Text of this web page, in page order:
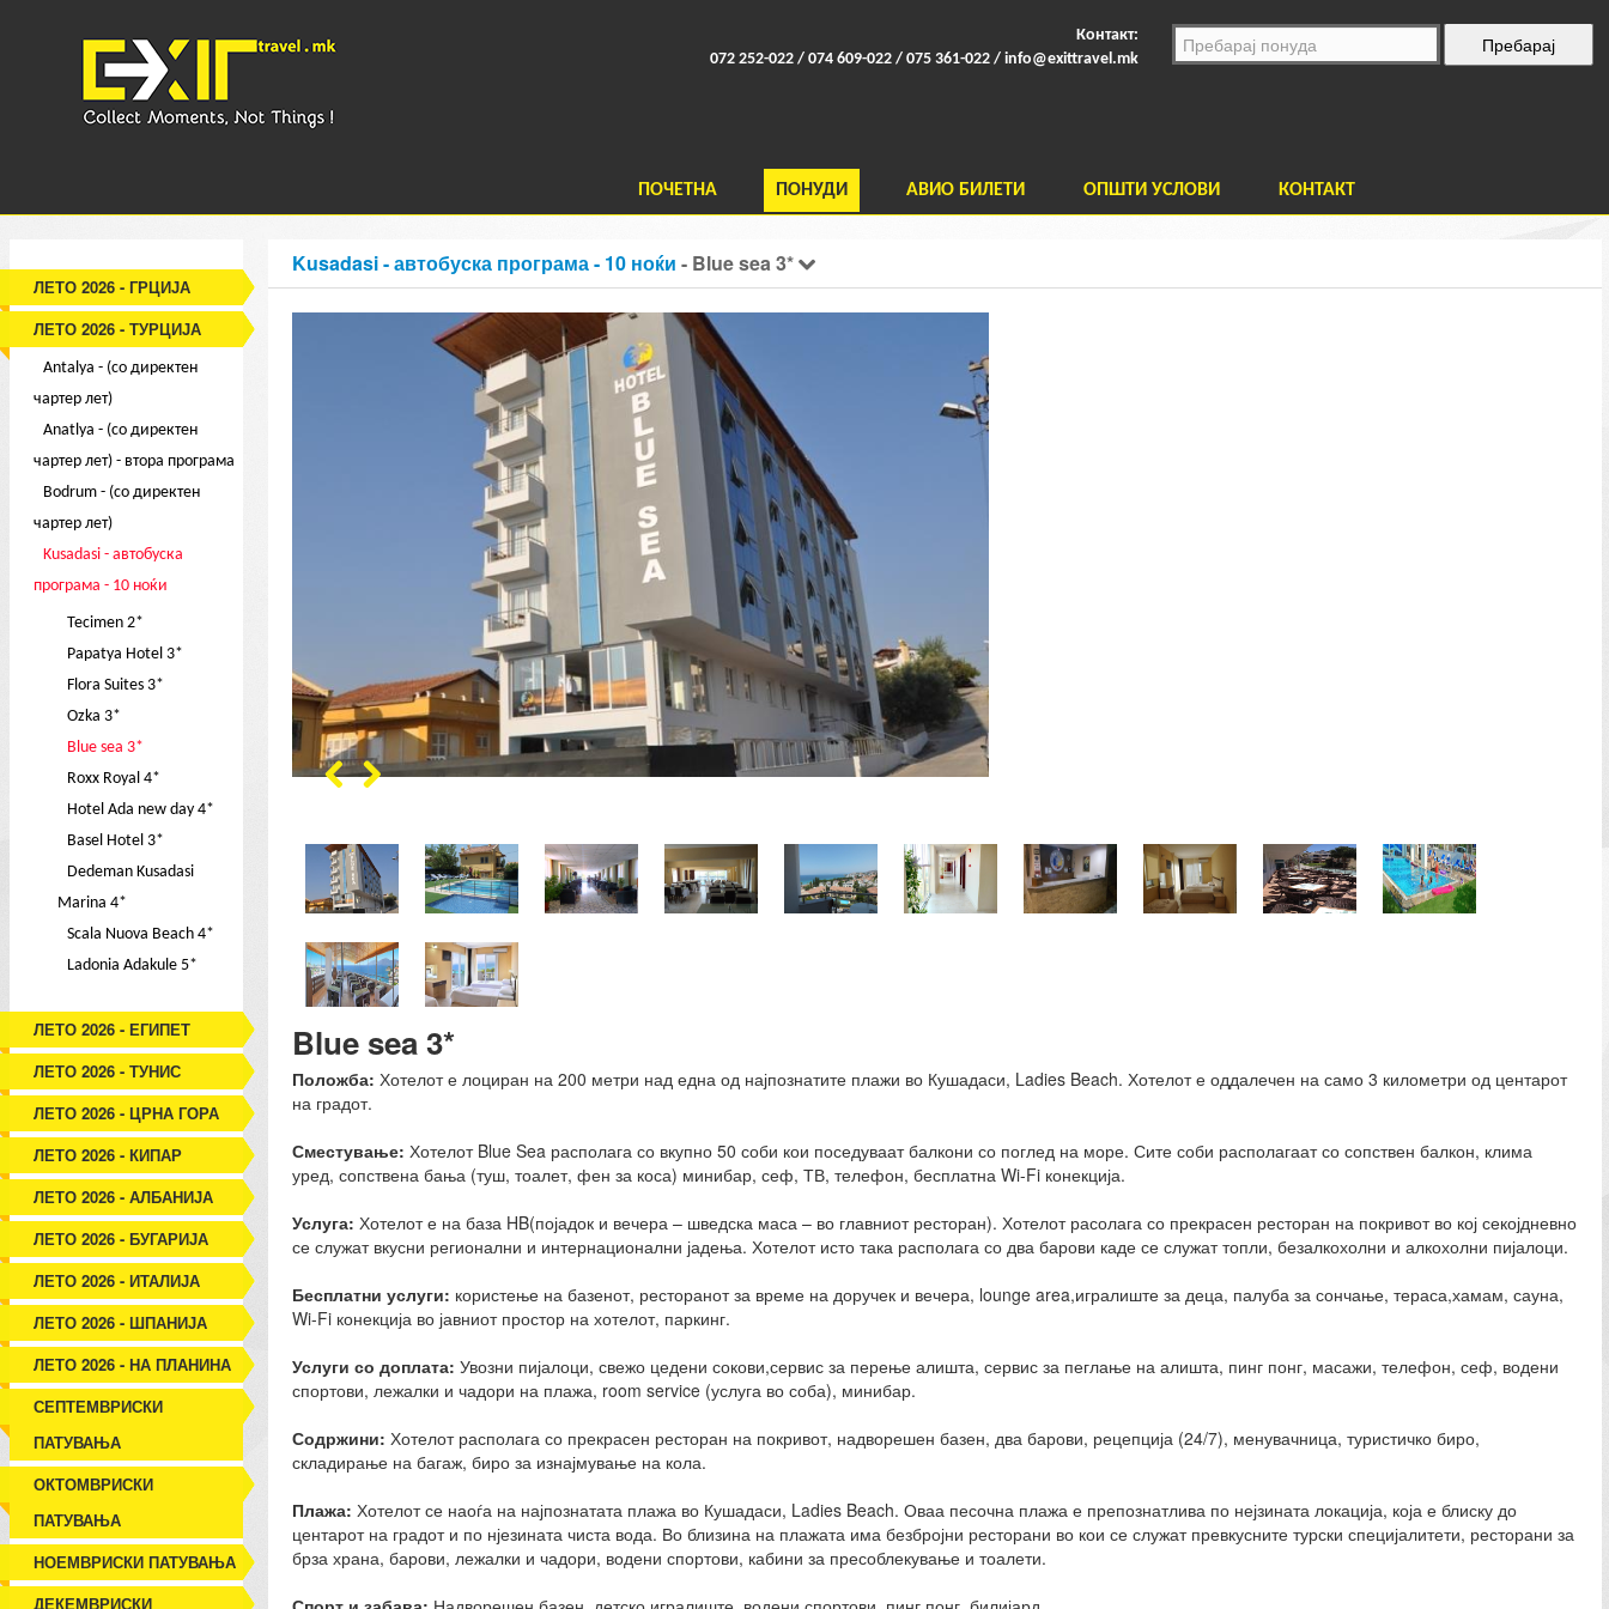
Контакт:
072 252-022 / 074 609-022 / 075 361-022 / info@exittravel.mk
ПОЧЕТНА ПОНУДИ АВИО БИЛЕТИ ОПШТИ УСЛОВИ КОНТАКТ
ЛЕТО 2026 - ГРЦИЈА
ЛЕТО 2026 - ТУРЦИЈА
Antalya - (со директен
чартер лет)
Anatlya - (со директен
чартер лет) - втора програма
Bodrum - (со директен
чартер лет)
Kusadasi - автобуска
програма - 10 ноќи
Tecimen 2*
Papatya Hotel 3*
Flora Suites 3*
Ozka 3*
Blue sea 3*
Roxx Royal 4*
Hotel Ada new day 4*
Basel Hotel 3*
Dedeman Kusadasi
Marina 4*
Scala Nuova Beach 4*
Ladonia Adakule 5*
ЛЕТО 2026 - ЕГИПЕТ
ЛЕТО 2026 - ТУНИС
ЛЕТО 2026 - ЦРНА ГОРА
ЛЕТО 2026 - КИПАР
ЛЕТО 2026 - АЛБАНИЈА
ЛЕТО 2026 - БУГАРИЈА
ЛЕТО 2026 - ИТАЛИЈА
ЛЕТО 2026 - ШПАНИЈА
ЛЕТО 2026 - НА ПЛАНИНА
СЕПТЕМВРИСКИ
ПАТУВАЊА
ОКТОМВРИСКИ
ПАТУВАЊА
НОЕМВРИСКИ ПАТУВАЊА
ДЕКЕМВРИСКИ
Kusadasi - автобуска програма - 10 ноќи - Blue sea 3*
Blue sea 3*
Положба: Хотелот е лоциран на 200 метри над една од најпознатите плажи во Кушадаси, Ladies Beach. Хотелот е оддалечен на само 3 километри од центарот
на градот.
Сместување: Хотелот Blue Sea располага со вкупно 50 соби кои поседуваат балкони со поглед на море. Сите соби располагаат со сопствен балкон, клима
уред, сопствена бања (туш, тоалет, фен за коса) минибар, сеф, ТВ, телефон, бесплатна Wi-Fi конекција.
Услуга: Хотелот е на база HB(појадок и вечера – шведска маса – во главниот ресторан). Хотелот расолага со прекрасен ресторан на покривот во кој секојдневно
се служат вкусни регионални и интернационални јадења. Хотелот исто така располага со два барови каде се служат топли, безалкохолни и алкохолни пијалоци.
Бесплатни услуги: користење на базенот, ресторанот за време на доручек и вечера, lounge area,игралиште за деца, палуба за сончање, тераса,хамам, сауна,
Wi-Fi конекција во јавниот простор на хотелот, паркинг.
Услуги со доплата: Увозни пијалоци, свежо цедени сокови,сервис за перење алишта, сервис за пеглање на алишта, пинг понг, масажи, телефон, сеф, водени
спортови, лежалки и чадори на плажа, room service (услуга во соба), минибар.
Содржини: Хотелот располага со прекрасен ресторан на покривот, надворешен базен, два барови, рецепција (24/7), менувачница, туристичко биро,
складирање на багаж, биро за изнајмување на кола.
Плажа: Хотелот се наоѓа на најпознатата плажа во Кушадаси, Ladies Beach. Оваа песочна плажа е препознатлива по нејзината локација, која е блиску до
центарот на градот и по нјезината чиста вода. Во близина на плажата има безбројни ресторани во кои се служат превкусните турски специјалитети, ресторани за
брза храна, барови, лежалки и чадори, водени спортови, кабини за пресоблекување и тоалети.